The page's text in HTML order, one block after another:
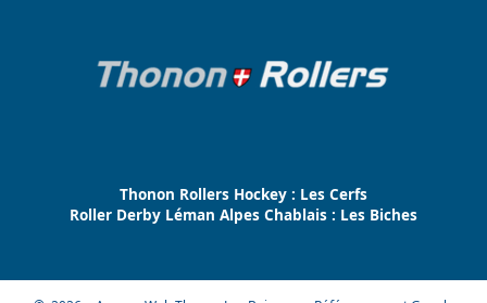
Thonon Rollers Hockey : Les Cerfs
Roller Derby Léman Alpes Chablais : Les Biches